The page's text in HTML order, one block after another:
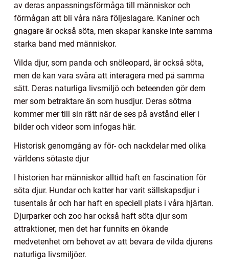
av deras anpassningsförmåga till människor och
förmågan att bli våra nära följeslagare. Kaniner och
gnagare är också söta, men skapar kanske inte samma
starka band med människor.
Vilda djur, som panda och snöleopard, är också söta,
men de kan vara svåra att interagera med på samma
sätt. Deras naturliga livsmiljö och beteenden gör dem
mer som betraktare än som husdjur. Deras sötma
kommer mer till sin rätt när de ses på avstånd eller i
bilder och videor som infogas här.
Historisk genomgång av för- och nackdelar med olika
världens sötaste djur
I historien har människor alltid haft en fascination för
söta djur. Hundar och katter har varit sällskapsdjur i
tusentals år och har haft en speciell plats i våra hjärtan.
Djurparker och zoo har också haft söta djur som
attraktioner, men det har funnits en ökande
medvetenhet om behovet av att bevara de vilda djurens
naturliga livsmiljöer.